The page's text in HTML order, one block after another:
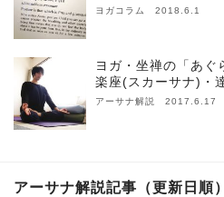
ヨガコラム 2018.6.1
ヨガ・坐禅の「あぐ
楽座(スカーサナ)・
アーサナ解説 2017.6.17
アーサナ解説記事（更新日順）